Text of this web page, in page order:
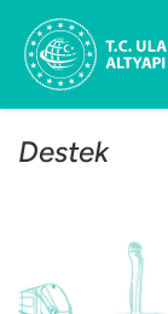
Destek